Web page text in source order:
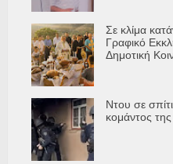
Σε κλίμα
Γραφικό
Δημοτική
Ντου σε
κομάντος